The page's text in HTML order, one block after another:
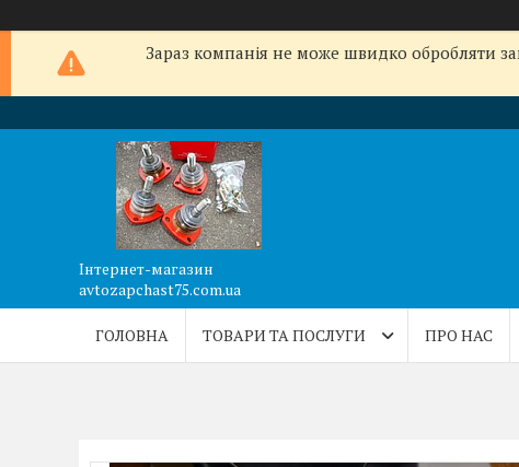
Зараз компанія не може швидко обробляти
Інтернет-магазин
avtozapchast75.com.ua
ГОЛОВНА ТОВАРИ ТА ПОСЛУГИ ПРО НАС